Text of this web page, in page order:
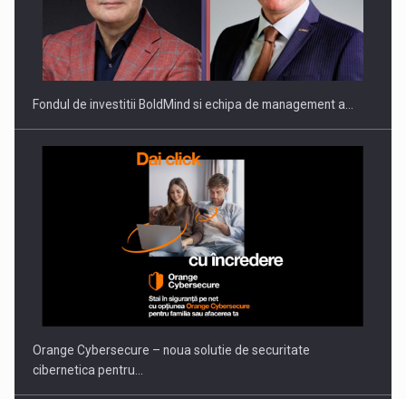
ROOTED IN ROMANIA, BUILT TO DELIVER TECHNOLOGY FOR
THE…
PUTTING ROMANIAN CORPORATE COMPANIES ON THE
INTERNATIONAL BUSINESS SCENE
Fondul de investitii BoldMind si echipa de management a…
Orange Cybersecure – noua solutie de securitate
cibernetica pentru…